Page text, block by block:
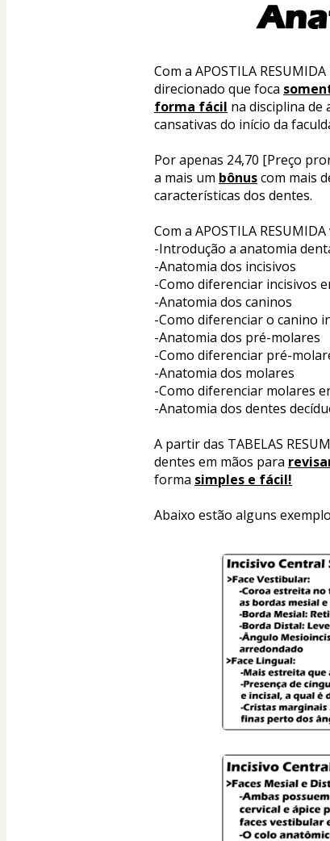
Com a APOSTILA
direcionado que foca
forma fácil na disciplina de
cansativas do início da
Por apenas 24,70 [Preço
a mais um bônus com mais
características dos dentes.
Com a APOSTILA
-Introdução a anatomia
-Anatomia dos incisivos
-Como diferenciar incisivos
-Anatomia dos caninos
-Como diferenciar o canino
-Anatomia dos pré-molares
-Como diferenciar pré-
-Anatomia dos molares
-Como diferenciar molares
-Anatomia dos dentes
A partir das TABELAS
dentes em mãos para
forma simples e fácil!
Abaixo estão alguns